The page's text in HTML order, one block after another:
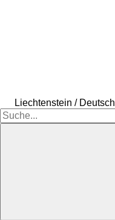
Liechtenstein / Deutsch